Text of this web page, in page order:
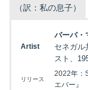
（訳：私の息子）
Artist
バーバ・
セネガル
スト、
リリース
2022年：
エバー』